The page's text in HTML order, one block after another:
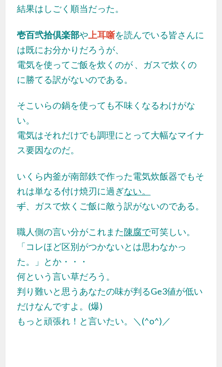
結果はしごく順当だった。
壱百弐拾倶楽部や 上耳噺を読んでいる皆さんに
は既にお分かりだろうが、
電気を使ってご飯を炊くのが 、
ガスで炊くの
に勝てる訳がないのである。
そこいらの鍋を使っても不味くなるわけがな
い。
電気はそれだけでも調理にとって大幅なマイナ
ス要因なのだ。
いくら内釜が南部鉄で作った電気炊飯器でもそ
れは単なる付け焼刃に過ぎない。
ず、ガスで炊くご飯に敵う訳がないのである。
職人側の言い分がこれまた陳腐で可笑しい。
「コレほど区別がつかないとは思わなかっ
た。」とか・・・
何という言い草だろう。
判り難いと思うあなたの味が判るGe3値が低い
だけなんですよ。 (爆)
もっと頑張れ！と言いたい。＼(^o^)／